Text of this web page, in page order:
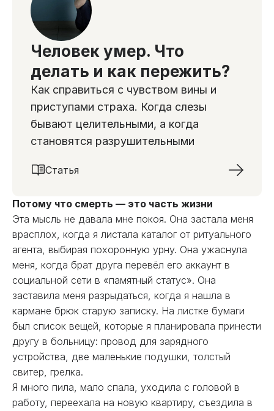
Человек умер. Что
делать и как пережить?
Как справиться с чувством вины и
приступами страха. Когда слезы
бывают целительными, а когда
становятся разрушительными
Статья
Потому что смерть — это часть жизни
Эта мысль не давала мне покоя. Она застала меня
врасплох, когда я листала каталог от ритуального
агента, выбирая похоронную урну. Она ужаснула
меня, когда брат друга перевёл его аккаунт в
социальной сети в «памятный статус». Она
заставила меня разрыдаться, когда я нашла в
кармане брюк старую записку. На листке бумаги
был список вещей, которые я планировала принести
другу в больницу: провод для зарядного
устройства, две маленькие подушки, толстый
свитер, грелка.
Я много пила, мало спала, уходила с головой в
работу, переехала на новую квартиру, съездила в